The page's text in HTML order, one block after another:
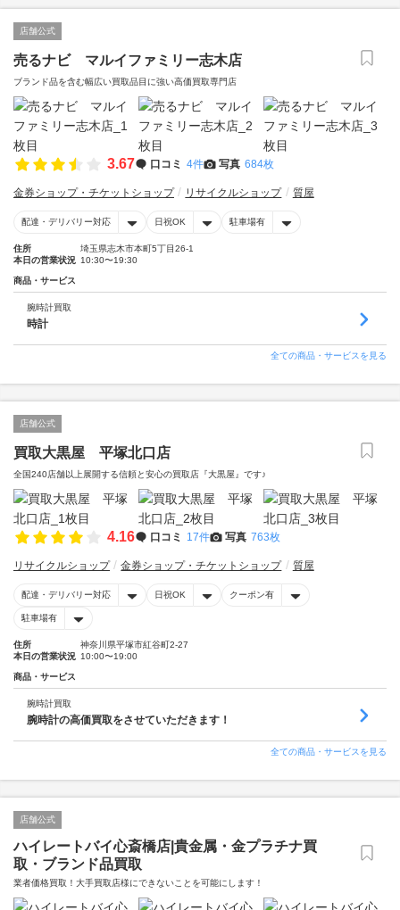
店舗公式
売るナビ マルイファミリー志木店
ブランド品を含む幅広い買取品目に強い高価買取専門店
3.67 口コミ 4件 写真 684枚
金券ショップ・チケットショップ リサイクルショップ 質屋
配達・デリバリー対応 日祝OK 駐車場有
住所
埼玉県志木市本町5丁目26-1
本日の営業状況 10:30〜19:30
商品・サービス
腕時計買取
時計
全ての商品・サービスを見る
店舗公式
買取大黒屋 平塚北口店
全国240店舗以上展開する信頼と安心の買取店『大黒屋』です♪
4.16 口コミ 17件 写真 763枚
リサイクルショップ 金券ショップ・チケットショップ 質屋
配達・デリバリー対応 日祝OK クーポン有
駐車場有
住所
神奈川県平塚市紅谷町2-27
本日の営業状況 10:00〜19:00
商品・サービス
腕時計買取
腕時計の高価買取をさせていただきます！
全ての商品・サービスを見る
店舗公式
ハイレートバイ心斎橋店|貴金属・金プラチナ買
取・ブランド品買取
業者価格買取！大手買取店様にできないことを可能にします！